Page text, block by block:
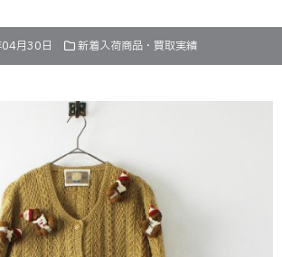
月30日 新着入荷商品・買取実績